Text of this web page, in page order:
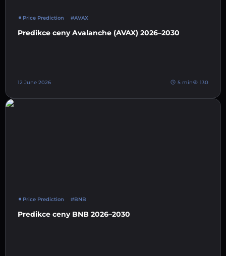
Price Prediction #AVAX
Predikce ceny Avalanche (AVAX) 2026–2030
12 June 2026 5 min 130
Price Prediction #BNB
Predikce ceny BNB 2026–2030